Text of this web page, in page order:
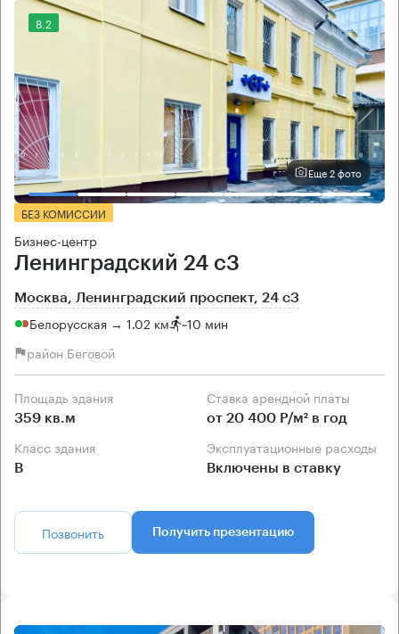
8.2
Еще 2 фото
БЕЗ КОМИССИИ
Бизнес-центр
Ленинградский 24 с3
Москва, Ленинградский проспект, 24 с3
Белорусская → 1.02 км ~10 мин
район Беговой
Площадь здания
359 кв.м
Ставка арендной платы
от 20 400 Р/м² в год
Класс здания
B
Эксплуатационные расходы
Включены в ставку
Позвонить Получить презентацию